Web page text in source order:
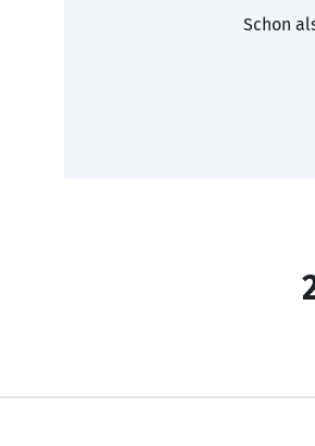
Schon